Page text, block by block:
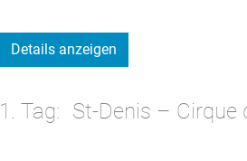
Details anzeigen
1. Tag St-Denis – Cirque